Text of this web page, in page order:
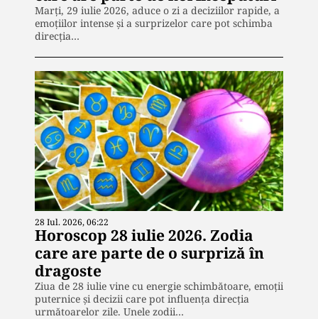
Marți, 29 iulie 2026, aduce o zi a deciziilor rapide, a
emoțiilor intense și a surprizelor care pot schimba
direcția…
28 Iul. 2026, 06:22
Horoscop 28 iulie 2026. Zodia
care are parte de o surpriză în
dragoste
Ziua de 28 iulie vine cu energie schimbătoare, emoții
puternice și decizii care pot influența direcția
următoarelor zile. Unele zodii…